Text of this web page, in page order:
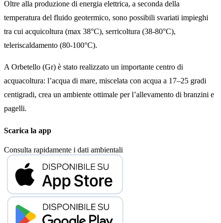
Oltre alla produzione di energia elettrica, a seconda della
temperatura del fluido geotermico, sono possibili svariati impieghi
tra cui acquicoltura (max 38°C), serricoltura (38-80°C),
teleriscaldamento (80-100°C).
A Orbetello (Gr) è stato realizzato un importante centro di
acquacoltura: l’acqua di mare, miscelata con acqua a 17–25 gradi
centigradi, crea un ambiente ottimale per l’allevamento di branzini e
pagelli.
Scarica la app
Consulta rapidamente i dati ambientali